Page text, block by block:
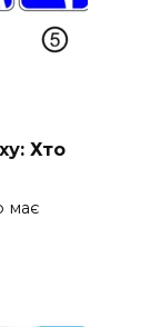
Хто
має